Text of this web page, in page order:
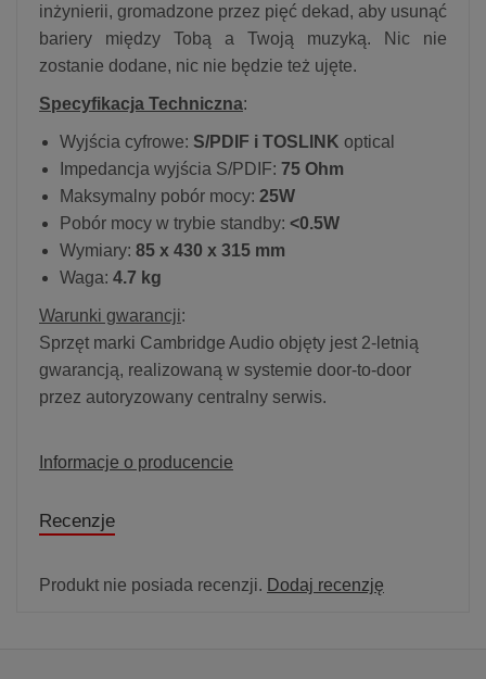
inżynierii, gromadzone przez pięć dekad, aby usunąć
bariery między Tobą a Twoją muzyką. Nic nie
zostanie dodane, nic nie będzie też ujęte.
Specyfikacja Techniczna:
Wyjścia cyfrowe: S/PDIF i TOSLINK optical
Impedancja wyjścia S/PDIF: 75 Ohm
Maksymalny pobór mocy: 25W
Pobór mocy w trybie standby: <0.5W
Wymiary: 85 x 430 x 315 mm
Waga: 4.7 kg
Warunki gwarancji:
Sprzęt marki Cambridge Audio objęty jest 2-letnią
gwarancją, realizowaną w systemie door-to-door
przez autoryzowany centralny serwis.
Informacje o producencie
Recenzje
Produkt nie posiada recenzji. Dodaj recenzję